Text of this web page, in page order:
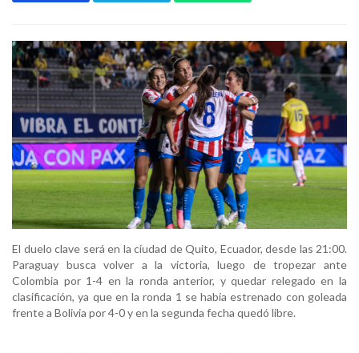
El duelo clave será en la ciudad de Quito, Ecuador, desde las 21:00.
Paraguay busca volver a la victoria, luego de tropezar ante
Colombia por 1-4 en la ronda anterior, y quedar relegado en la
clasificación, ya que en la ronda 1 se había estrenado con goleada
frente a Bolivia por 4-0 y en la segunda fecha quedó libre.